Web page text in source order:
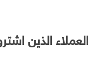
العملاء الذين